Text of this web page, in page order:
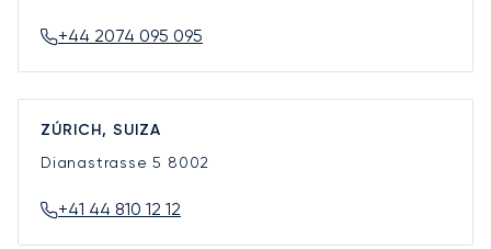
+44 2074 095 095
ZÚRICH, SUIZA
Dianastrasse 5 8002
+41 44 810 12 12